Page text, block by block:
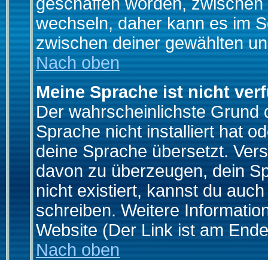
wechseln, daher kann es im
zwischen deiner gewählten
Nach oben
Meine Sprache ist nicht
Der wahrscheinlichste Grund
Sprache nicht installiert hat
deine Sprache übersetzt.
davon zu überzeugen, dein
nicht existiert, kannst du
schreiben. Weitere
Website (Der Link ist am
Nach oben